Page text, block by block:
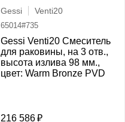
Gessi Venti20
65014#735
Gessi Venti20 Смеситель
для раковины, на 3 отв.,
высота излива 98 мм.,
цвет: Warm Bronze PVD
216 586